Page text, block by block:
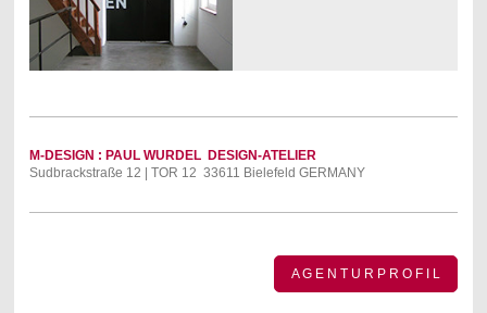
M-DESIGN : PAUL WURDEL DESIGN-ATELIER
Sudbrackstraße 12 | TOR 12 33611 Bielefeld GERMANY
A G E N T U R P R O F I L